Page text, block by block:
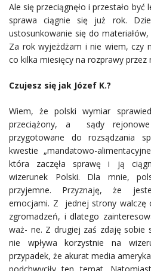
Ale się przeciągnęło i przestało
sprawa ciągnie się już rok.
ustosunkowanie się do
Za rok wyjeżdżam i nie wiem, czy
co kilka miesięcy na rozprawy przez
Czujesz się jak Józef K.?
Wiem, że polski wymiar
przeciążony, a sądy
przygotowane do rozsądzania
kwestie „mandatowo-
która zaczęła sprawę i ją
wizerunek Polski. Dla mnie,
przyjemne. Przyznaję, że
emocjami. Z jednej strony walczę
zgromadzeń, i dlatego
waż- ne. Z drugiej zaś zdaję sobie
nie wpływa korzystnie na
przypadek, że akurat media